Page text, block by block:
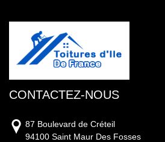
CONTACTEZ-NOUS
87 Boulevard de Créteil
94100 Saint Maur Des Fosses